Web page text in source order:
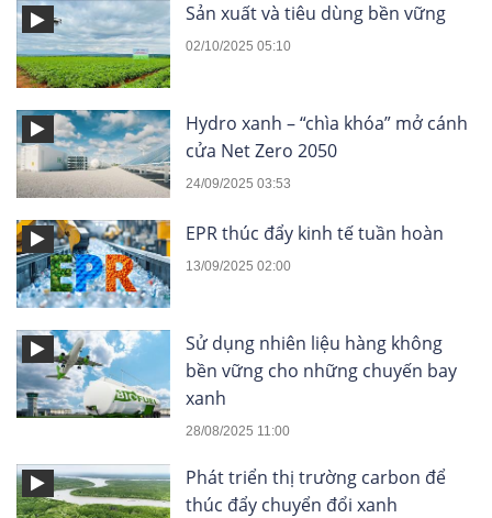
Sản xuất và tiêu dùng bền vững
02/10/2025 05:10
Hydro xanh – “chìa khóa” mở cánh
cửa Net Zero 2050
24/09/2025 03:53
EPR thúc đẩy kinh tế tuần hoàn
13/09/2025 02:00
Sử dụng nhiên liệu hàng không
bền vững cho những chuyến bay
xanh
28/08/2025 11:00
Phát triển thị trường carbon để
thúc đẩy chuyển đổi xanh